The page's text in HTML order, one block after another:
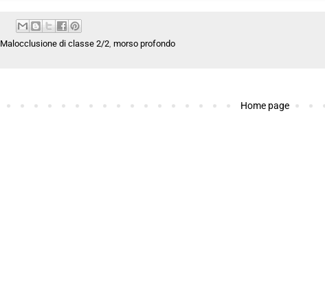
Malocclusione di classe 2/2, morso profondo
Home page